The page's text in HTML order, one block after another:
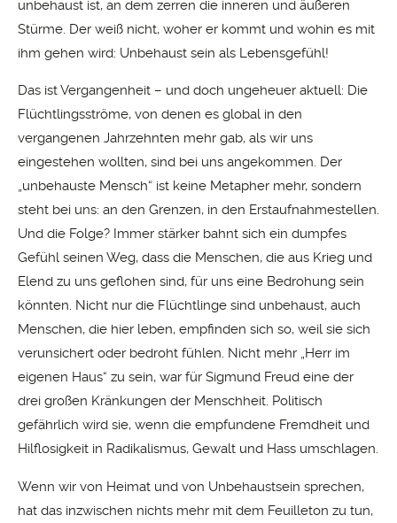
unbehaust ist, an dem zerren die inneren und äußeren
Stürme. Der weiß nicht, woher er kommt und wohin es mit
ihm gehen wird: Unbehaust sein als Lebensgefühl!
Das ist Vergangenheit – und doch ungeheuer aktuell: Die
Flüchtlingsströme, von denen es global in den
vergangenen Jahrzehnten mehr gab, als wir uns
eingestehen wollten, sind bei uns angekommen. Der
„unbehauste Mensch“ ist keine Metapher mehr, sondern
steht bei uns: an den Grenzen, in den Erstaufnahmestellen.
Und die Folge? Immer stärker bahnt sich ein dumpfes
Gefühl seinen Weg, dass die Menschen, die aus Krieg und
Elend zu uns geflohen sind, für uns eine Bedrohung sein
könnten. Nicht nur die Flüchtlinge sind unbehaust, auch
Menschen, die hier leben, empfinden sich so, weil sie sich
verunsichert oder bedroht fühlen. Nicht mehr „Herr im
eigenen Haus“ zu sein, war für Sigmund Freud eine der
drei großen Kränkungen der Menschheit. Politisch
gefährlich wird sie, wenn die empfundene Fremdheit und
Hilflosigkeit in Radikalismus, Gewalt und Hass umschlagen.
Wenn wir von Heimat und von Unbehaustsein sprechen,
hat das inzwischen nichts mehr mit dem Feuilleton zu tun,